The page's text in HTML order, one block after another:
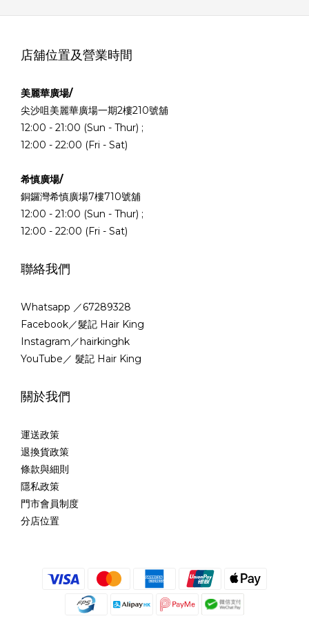
店舖位置及營業時間
美麗華廣場/
尖沙咀美麗華廣場一期2樓210號舖
12:00 - 21:00 (Sun - Thur) ;
12:00 - 22:00 (Fri - Sat)
希慎廣場/
銅鑼灣希慎廣場7樓710號舖
12:00 - 21:00 (Sun - Thur) ;
12:00 - 22:00 (Fri - Sat)
聯絡我們
Whatsapp ／67289328
Facebook／髮記 Hair King
Instagram／hairkinghk
YouTube／ 髮記 Hair King
關於我們
運送政策
退換貨政策
條款與細則
隱私政策
門市會員制度
分店位置